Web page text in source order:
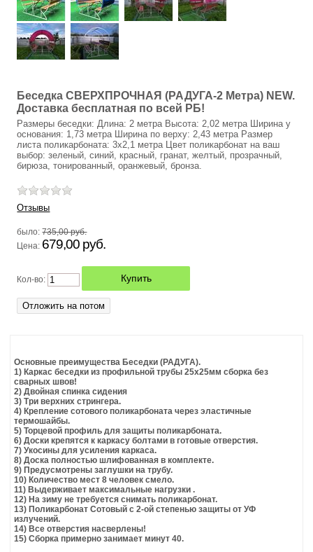
МОНОЛИТНЫЙ ПОЛИКАРБОНАТ
АЛЮМИНИЙ РИФЛЕНЫЙ И ГЛАДКИЙ ЛИСТОВОЙ
ОТОПИТЕЛЬНЫЕ ПЕЧИ БУРАН
ТУАЛЕТ САДОВЫЙ
ЛИСТЫ НЕРЖАВЕЮЩЕЙ СТАЛИ (НЕРЖАВЕЙКА)
ПВХ ЛИСТОВОЙ ВСПЕНЕННЫЙ
ТЕЛЕЖКА САДОВАЯ
ПЭТ (ПОЛИЭТИЛЕНТЕРЕФТАЛАТ)
ШЕЗЛОНГИ
КАРКАС ДЛЯ ГАМАКА (СТОЙКА ДЛЯ ГАМАКА)
АРКА САДОВАЯ
Беседка СВЕРХПРОЧНАЯ (РАДУГА-2 Метра) NEW.
Доставка бесплатная по всей РБ!
Размеры беседки: Длина: 2 метра Высота: 2,02 метра Ширина у
основания: 1,73 метра Ширина по верху: 2,43 метра Размер
листа поликарбоната: 3х2,1 метра Цвет поликарбонат на ваш
выбор: зеленый, синий, красный, гранат, желтый, прозрачный,
бирюза, тонированный, оранжевый, бронза.
Отзывы
было: 735,00 руб.
Цена: 679,00 руб.
Кол-во:
Основные преимущества Беседки (РАДУГА).
1) Каркас беседки из профильной трубы 25х25мм сборка без
сварных швов!
2) Двойная спинка сидения
3) Три верхних стрингера.
4) Крепление сотового поликарбоната через эластичные
термошайбы.
5) Торцевой профиль для защиты поликарбоната.
6) Доски крепятся к каркасу болтами в готовые отверстия.
7) Укосины для усиления каркаса.
8) Доска полностью шлифованная в комплекте.
9) Предусмотрены заглушки на трубу.
10) Количество мест 8 человек смело.
11) Выдерживает максимальные нагрузки .
12) На зиму не требуется снимать поликарбонат.
13) Поликарбонат Сотовый с 2-ой степенью защиты от УФ
излучений.
14) Все отверстия насверлены!
15) Сборка примерно занимает минут 40.